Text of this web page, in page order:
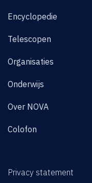
Encyclopedie
Telescopen
Organisaties
Onderwijs
Over NOVA
Colofon
Privacy statement